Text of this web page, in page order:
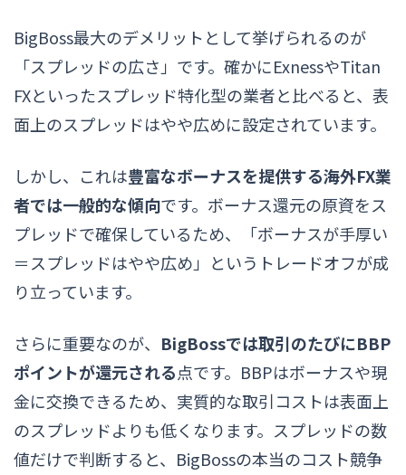
BigBoss最大のデメリットとして挙げられるのが
「スプレッドの広さ」です。確かにExnessやTitan
FXといったスプレッド特化型の業者と比べると、表
面上のスプレッドはやや広めに設定されています。
しかし、これは豊富なボーナスを提供する海外FX業
者では一般的な傾向です。ボーナス還元の原資をス
プレッドで確保しているため、「ボーナスが手厚い
＝スプレッドはやや広め」というトレードオフが成
り立っています。
さらに重要なのが、 BigBossでは取引のたびにBBP
ポイントが還元される点です。BBPはボーナスや現
金に交換できるため、実質的な取引コストは表面上
のスプレッドよりも低くなります。スプレッドの数
値だけで判断すると、BigBossの本当のコスト競争